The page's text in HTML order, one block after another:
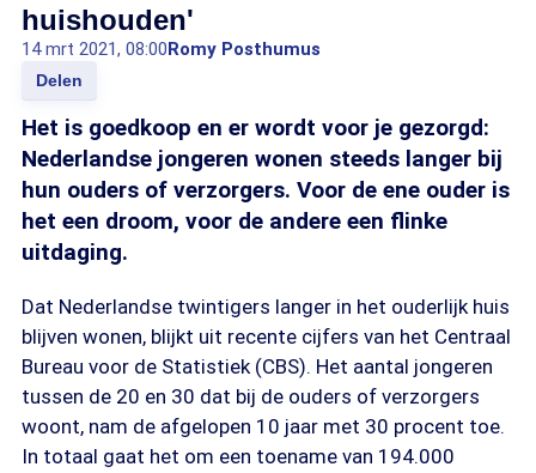
huishouden'
14 mrt 2021, 08:00Romy Posthumus
Delen
Het is goedkoop en er wordt voor je gezorgd:
Nederlandse jongeren wonen steeds langer bij
hun ouders of verzorgers. Voor de ene ouder is
het een droom, voor de andere een flinke
uitdaging.
Dat Nederlandse twintigers langer in het ouderlijk huis
blijven wonen, blijkt uit recente cijfers van het Centraal
Bureau voor de Statistiek (CBS). Het aantal jongeren
tussen de 20 en 30 dat bij de ouders of verzorgers
woont, nam de afgelopen 10 jaar met 30 procent toe.
In totaal gaat het om een toename van 194.000